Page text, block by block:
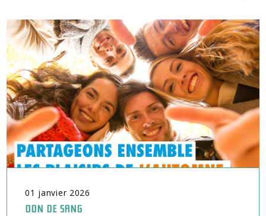
01 janvier 2026
DON DE SANG